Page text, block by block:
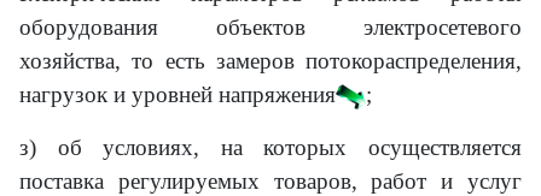
оборудования объектов электросетевого
хозяйства, то есть замеров потокораспределения,
нагрузок и уровней напряжения
;
з) об условиях, на которых осуществляется
поставка регулируемых товаров, работ и услуг